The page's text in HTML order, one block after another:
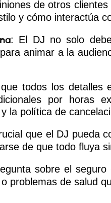
de otros
y cómo interactúa
: El DJ no solo
animar a la
todos los detalles
por horas
la política de
que el DJ pueda
de que todo fluya
sobre el
problemas de salud